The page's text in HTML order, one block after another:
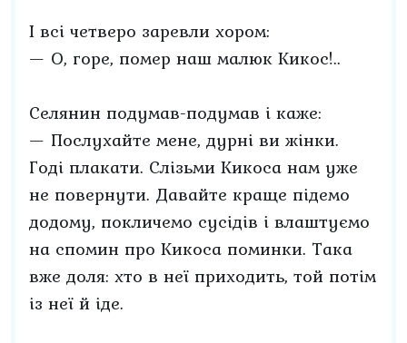
І всі четверо заревли хором:
— О, горе, помер наш малюк Кикос!..
Селянин подумав-подумав і каже:
— Послухайте мене, дурні ви жінки.
Годі плакати. Слізьми Кикоса нам уже
не повернути. Давайте краще підемо
додому, покличемо сусідів і влаштуємо
на спомин про Кикоса поминки. Така
вже доля: хто в неї приходить, той потім
із неї й іде.